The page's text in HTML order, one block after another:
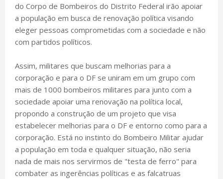
do Corpo de Bombeiros do Distrito Federal irão apoiar
a população em busca de renovação política visando
eleger pessoas comprometidas com a sociedade e não
com partidos políticos.
Assim, militares que buscam melhorias para a
corporação e para o DF se uniram em um grupo com
mais de 1000 bombeiros militares para junto com a
sociedade apoiar uma renovação na política local,
propondo a construção de um projeto que visa
estabelecer melhorias para o DF e entorno como para a
corporação. Está no instinto do Bombeiro Militar ajudar
a população em toda e qualquer situação, não seria
nada de mais nos servirmos de "testa de ferro" para
combater as ingerências políticas e as falcatruas